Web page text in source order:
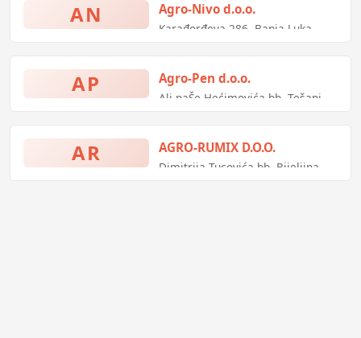
AN Agro-Nivo d.o.o.
Karađorđeva 286, Banja Luka,
AP Agro-Pen d.o.o.
Ali-paŠe Hećimovića bb, Tešanj,
AR AGRO-RUMIX D.O.O.
Dimitrija Tucovića bb, Bijeljina,